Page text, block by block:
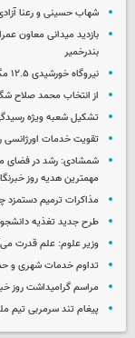
شهاب حسینی و رعنا
بازدید میدانی معاون
بندرخمیر
نیروگاه خورشیدی ۱۲.۵ مگاواتی پالایشگاه بید بلند بهبهان وارد مدار تولید شد
از انتخاب محمد صلاح
تشکیل شعبه ویژه
تقویت خدمات اورژانسی
شمشادی: رشد در فضای
مهمترین هدیه‌ روز
مذاکرات ترمیم دستمزد
طرح جدید تغذیه
وزیر علوم: علم قدرت
تداوم خدمات شهری و
مراسم گرامیداشت روز
پیغام تند سرمربی تیم